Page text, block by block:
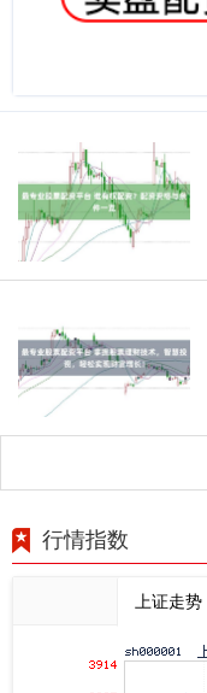
行情指数
上证走势